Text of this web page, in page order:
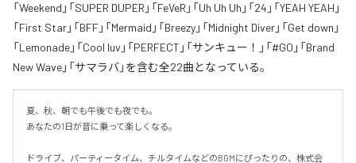
「Weekend」「SUPER DUPER」「FeVeR」「Uh Uh Uh」「24」「YEAH YEAH」
「First Star」「BFF」「Mermaid」「Breezy」「Midnight Diver」「Get down」
「Lemonade」「Cool luv」「PERFECT」「サンキュー！」「#GO」「Brand
New Wave」「サマラバ」を含む全22曲となっている。
夏、秋、朝でも午後でも夜でも。
あなたの1日が音に乗って楽しくなる。
ドライブ、パーティータイム、チルタイムなどのBGMにぴったりの、株式会